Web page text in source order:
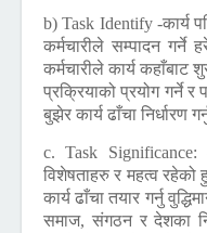
b) Task Identify -कार्य
कर्मचारीले सम्पादन गर्ने
कर्मचारीले कार्य कहाँबाट
प्रक्रियाको प्रयोग गर्ने र
बुझेर कार्य ढाँचा निर्धारण
c. Task Significance:
विशेषताहरु र महत्व रहेको
कार्य ढाँचा तयार गर्नु
समाज, संगठन र देशका